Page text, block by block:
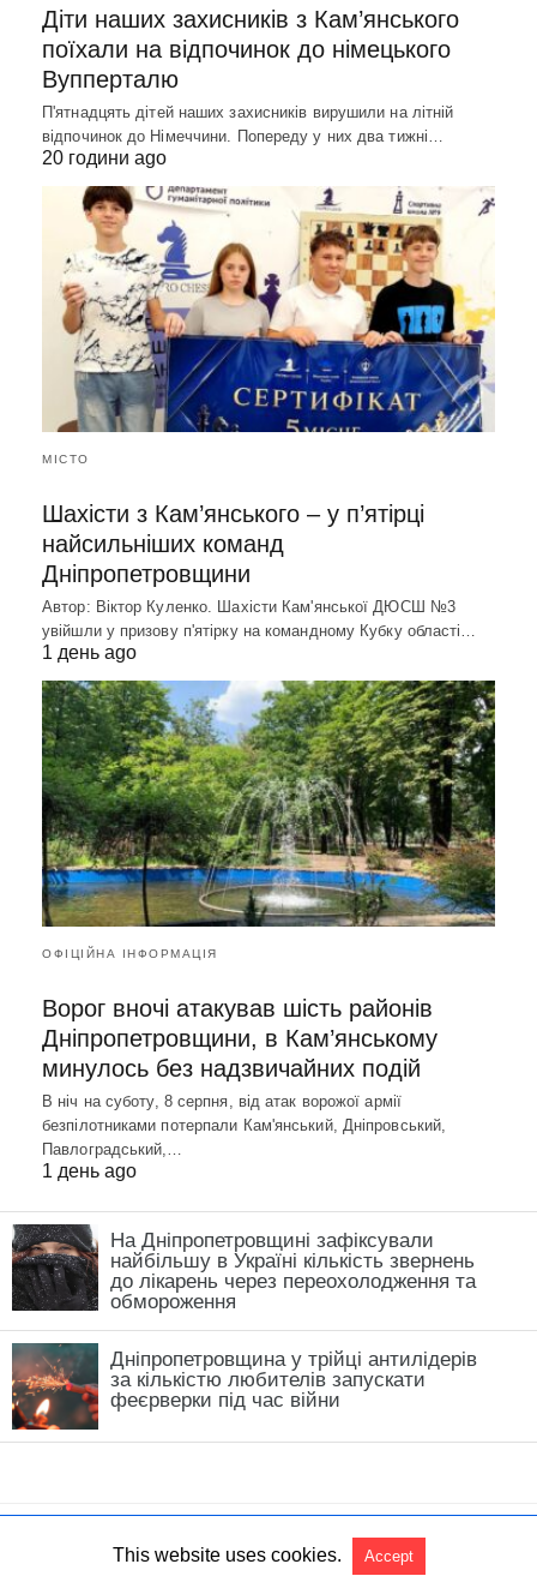
Діти наших захисників з Кам’янського
поїхали на відпочинок до німецького
Вупперталю
П'ятнадцять дітей наших захисників вирушили на літній
відпочинок до Німеччини. Попереду у них два тижні…
20 години ago
МІСТО
Шахісти з Кам’янського – у п’ятірці
найсильніших команд
Дніпропетровщини
Автор: Віктор Куленко. Шахісти Кам'янської ДЮСШ №3
увійшли у призову п'ятірку на командному Кубку області…
1 день ago
ОФІЦІЙНА ІНФОРМАЦІЯ
Ворог вночі атакував шість районів
Дніпропетровщини, в Кам’янському
минулось без надзвичайних подій
В ніч на суботу, 8 серпня, від атак ворожої армії
безпілотниками потерпали Кам'янський, Дніпровський,
Павлоградський,…
1 день ago
На Дніпропетровщині зафіксували
найбільшу в Україні кількість звернень
до лікарень через переохолодження та
обмороження
Дніпропетровщина у трійці антилідерів
за кількістю любителів запускати
феєрверки під час війни
All Rights Reserved View Non-AMP Version
This website uses cookies. Accept